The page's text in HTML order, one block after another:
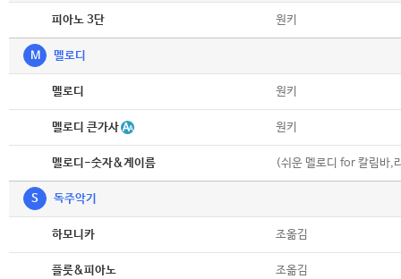
피아노 3단 원키
M 멜로디
멜로디 원키
멜로디 큰가사 원키
멜로디-숫자&계이름 (쉬운 멜로디 for 칼림바,
S 독주악기
하모니카 조옮김
플룻&피아노 조옮김